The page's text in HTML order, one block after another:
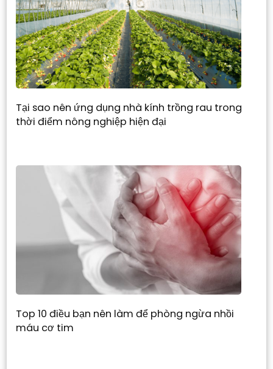
Tại sao nên ứng dụng nhà kính trồng rau trong
thời điểm nông nghiệp hiện đại
Top 10 điều bạn nên làm để phòng ngừa nhồi
máu cơ tim